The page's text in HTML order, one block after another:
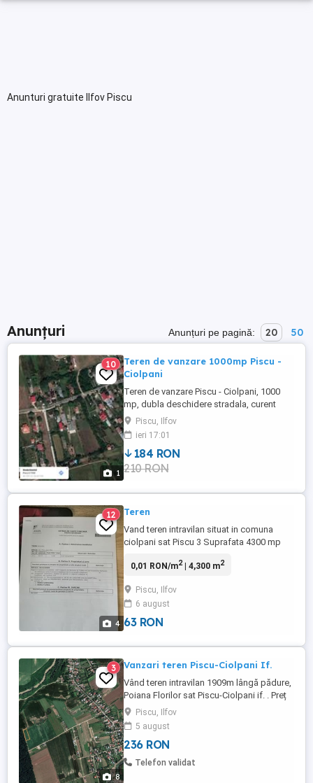
Anunturi gratuite Ilfov Piscu
Anunțuri Anunțuri pe pagină: 20 50
1
10
Teren de vanzare 1000mp Piscu -
Ciolpani
Teren de vanzare Piscu - Ciolpani, 1000
mp, dubla deschidere stradala, curent
electric si gaze la poarta, amplasare
deosebita intre lacul si padurea
Scrovistea.
Piscu, Ilfov
ieri 17:01
184 RON
210 RON
4
12 Teren
Vand teren intravilan situat in comuna
ciolpani sat Piscu 3 Suprafata 4300 mp
asfaltat, lumina, gaze, apa, net, tv capat
canal)
0,01 RON/m2| 4,300 m2
Piscu, Ilfov
6 august
63 RON
8
3 Vanzari teren Piscu-Ciolpani If.
Vând teren intravilan 1909m lângă pădure,
Poiana Florilor sat Piscu-Ciolpani if. . Preț
45 euro metrul. Zonă în dezvoltare apa,
canal, 30 min de București. Tel. .
Piscu, Ilfov
5 august
236 RON
Telefon validat